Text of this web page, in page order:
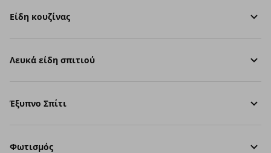
Είδη κουζίνας
Λευκά είδη σπιτιού
Έξυπνο Σπίτι
Φωτισμός